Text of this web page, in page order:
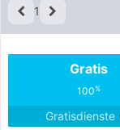
1
Gratis
100%
Gratisdienste